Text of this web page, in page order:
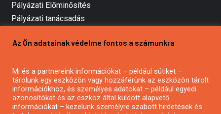
Pályázati Előminősítés
Pályázati tanácsadás
Mezőgazdasági pályázatírás
Pályázatírás civil szervezeteknek
Pályázatírás önkormányzatoknak
Pályázatfigyelés
Specifikus pályázatfigyelés vagy hírlevél
Az Ön adatainak védelme fontos a számunkra
Mi és a partnereink információkat – például sütiket –
tárolunk egy eszközön vagy hozzáférünk az eszközön tárolt
információkhoz, és személyes adatokat – például egyedi
azonosítókat és az eszköz által küldött alapvető
információkat – kezelünk személyre szabott hirdetések és